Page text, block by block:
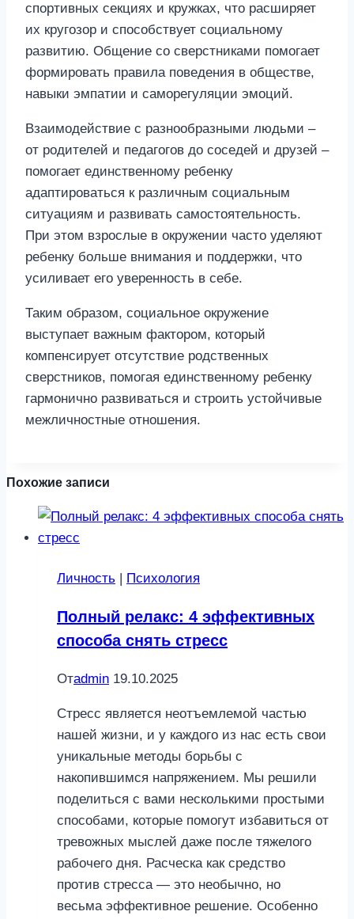
спортивных секциях и кружках, что расширяет
их кругозор и способствует социальному
развитию. Общение со сверстниками помогает
формировать правила поведения в обществе,
навыки эмпатии и саморегуляции эмоций.
Взаимодействие с разнообразными людьми –
от родителей и педагогов до соседей и друзей –
помогает единственному ребенку
адаптироваться к различным социальным
ситуациям и развивать самостоятельность.
При этом взрослые в окружении часто уделяют
ребенку больше внимания и поддержки, что
усиливает его уверенность в себе.
Таким образом, социальное окружение
выступает важным фактором, который
компенсирует отсутствие родственных
сверстников, помогая единственному ребенку
гармонично развиваться и строить устойчивые
межличностные отношения.
Похожие записи
Личность Психология
Полный релакс: 4 эффективных
способа снять стресс
Отadmin 19.10.2025
Стресс является неотъемлемой частью
нашей жизни, и у каждого из нас есть свои
уникальные методы борьбы с
накопившимся напряжением. Мы решили
поделиться с вами несколькими простыми
способами, которые помогут избавиться от
тревожных мыслей даже после тяжелого
рабочего дня. Расческа как средство
против стресса — это необычно, но
весьма эффективное решение. Особенно